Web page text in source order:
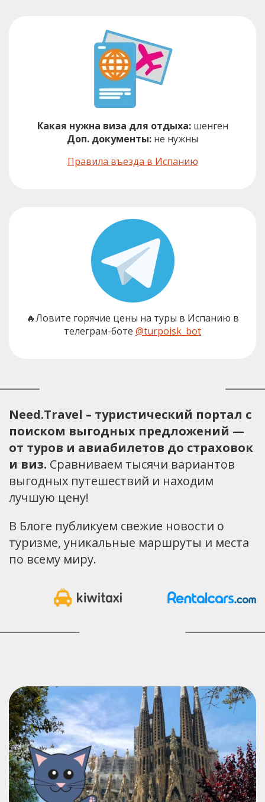
Какая нужна виза для отдыха:шенген
Доп. документы: не нужны
Правила въезда в Испанию
🔥Ловите горячие цены на туры в Испанию в
телеграм-боте @turpoisk_bot
Need.Travel – туристический портал с
поиском выгодных предложений —
от туров и авиабилетов до страховок
и виз. Сравниваем тысячи вариантов
выгодных путешествий и находим
лучшую цену!
В Блоге публикуем свежие новости о
туризме, уникальные маршруты и места
по всему миру.